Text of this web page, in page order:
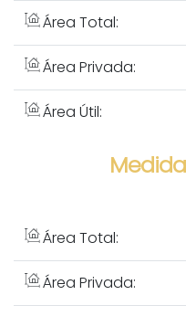
Área Total:
Área Privada:
Área Útil:
Área Total:
Área Privada: